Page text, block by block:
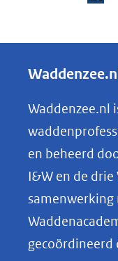
e
e
n
o
p
k
e
Waddenzee.nl
en beheerd
I&W en de
samenwerking
gecoördineerd